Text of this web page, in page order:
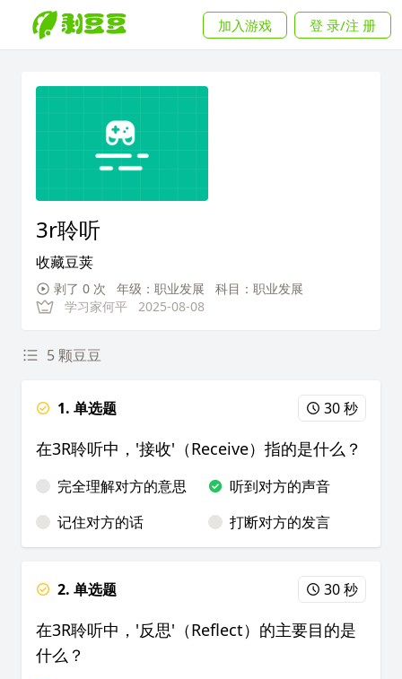
加入游戏 登 录/注 册
3r聆听
收藏豆荚
剥了 0 次 年级：职业发展
科目：职业发展
学习家何平
2025-08-08
5 颗豆豆
1. 单选题 30 秒
在3R聆听中，'接收'（Receive）指的是什么？
完全理解对方的意思
听到对方的声音
记住对方的话
打断对方的发言
2. 单选题 30 秒
在3R聆听中，'反思'（Reflect）的主要目的是
什么？